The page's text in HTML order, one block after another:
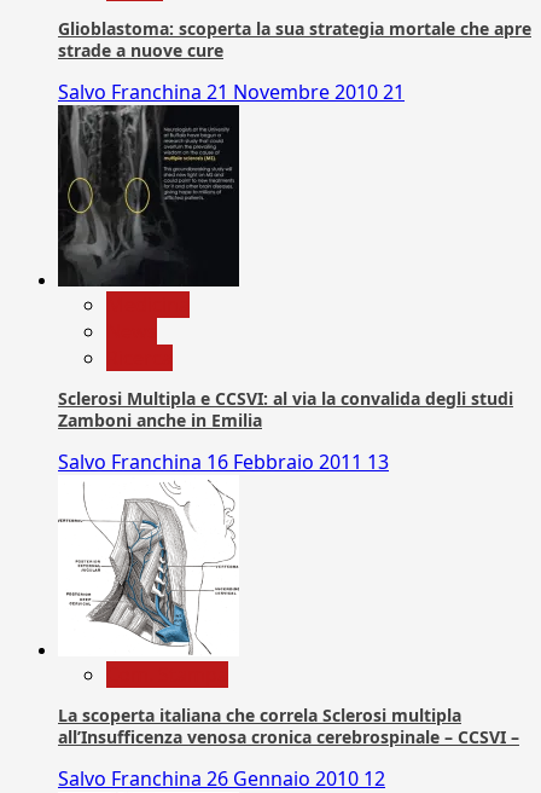
Glioblastoma: scoperta la sua strategia mortale che apre
strade a nuove cure
Salvo Franchina 21 Novembre 201021
Sclerosi Multipla e CCSVI: al via la convalida degli studi
Zamboni anche in Emilia
Salvo Franchina 16 Febbraio 2011 13
La scoperta italiana che correla Sclerosi multipla
all’Insufficenza venosa cronica cerebrospinale – CCSVI –
Salvo Franchina 26 Gennaio 2010 12